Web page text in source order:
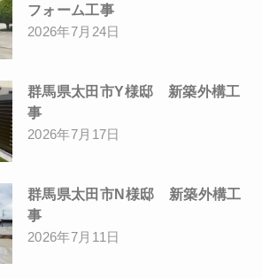
フォーム工事
2026年7月24日
群馬県太田市Y様邸 新築外構工
事
2026年7月17日
群馬県太田市N様邸 新築外構工
事
2026年7月11日